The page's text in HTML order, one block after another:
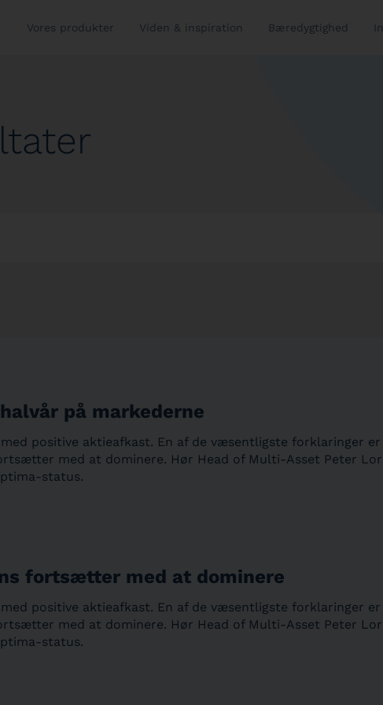
Vores produkter Viden & inspiration Bæredygtighed
på markederne
positive aktieafkast. En af de væsentligste forklaringer
med at dominere. Hør Head of Multi-Asset Peter
status.
fortsætter med at dominere
positive aktieafkast. En af de væsentligste forklaringer
med at dominere. Hør Head of Multi-Asset Peter
status.